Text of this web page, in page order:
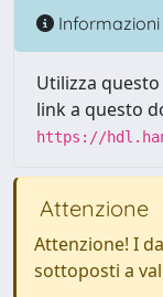
Informazioni
Utilizza
link a questo
https://
Attenzione
Attenzione! I
sottoposti a